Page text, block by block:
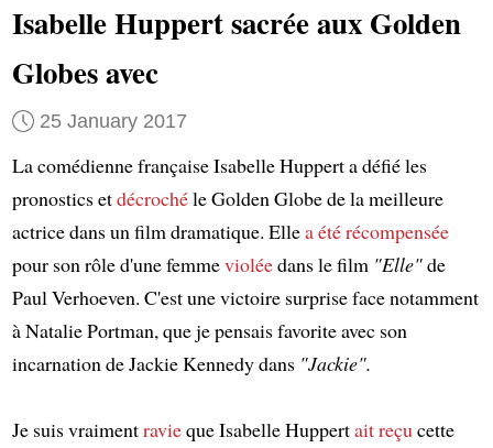
Isabelle Huppert sacrée aux Golden
Globes avec
25 January 2017
La comédienne française Isabelle Huppert a défié les
pronostics etdécrochéle Golden Globe de la meilleure
actrice dans un film dramatique. Ellea été récompensée
pour son rôle d'une femmevioléedans le film "Elle"de
Paul Verhoeven. C'est une victoire surprise face notamment
à Natalie Portman, que je pensais favorite avec son
incarnation de Jackie Kennedy dans "Jackie".
Je suis vraimentravieque Isabelle Huppertait reçucette